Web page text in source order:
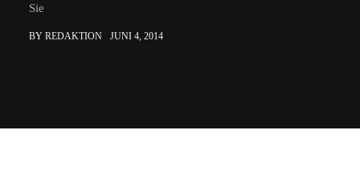
Sie
BY REDAKTION JUNI 4, 2014